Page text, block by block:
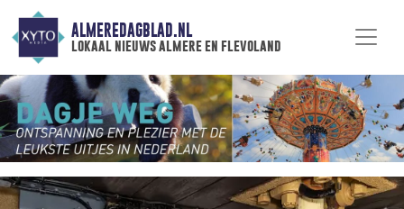
ALMEREDAGBLAD.NL
lokaal nieuws almere en flevoland